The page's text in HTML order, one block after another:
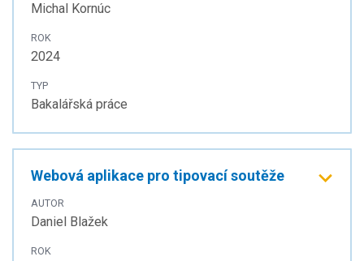
Michal Kornúc
ROK
2024
TYP
Bakalářská práce
Webová aplikace pro tipovací soutěže
AUTOR
Daniel Blažek
ROK